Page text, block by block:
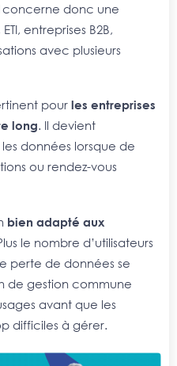
concerne donc une
entreprises B2B,
avec plusieurs
pour les entreprises
long. Il devient
données lorsque de
ou rendez-vous
bien adapté aux
le nombre d’utilisateurs
perte de données se
de gestion commune
avant que les
difficiles à gérer.